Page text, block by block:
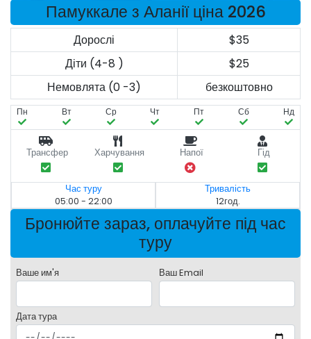
Памуккале з Аланії ціна 2026
Дорослі
$35
Діти (4-8 )
$25
Немовлята (0 -3)
безкоштовно
Пн Вт Ср Чт Пт Сб Нд
Трансфер Харчування Напої Гід
Час туру
05:00 - 22:00
Тривалість
12год.
Бронюйте зараз, оплачуйте під час
туру
Ваше им'я Ваш Email
Дата тура